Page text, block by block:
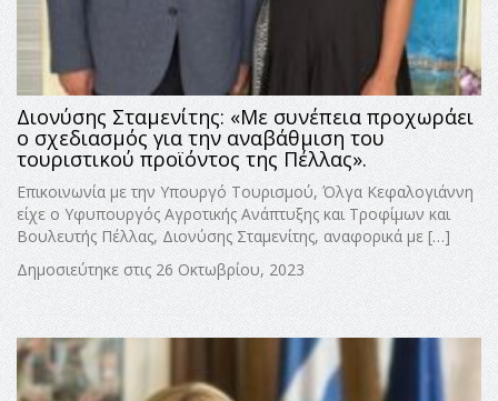
Διονύσης Σταμενίτης: «Με συνέπεια προχωράει
ο σχεδιασμός για την αναβάθμιση του
τουριστικού προϊόντος της Πέλλας».
Επικοινωνία με την Υπουργό Τουρισμού, Όλγα Κεφαλογιάννη
είχε ο Υφυπουργός Αγροτικής Ανάπτυξης και Τροφίμων και
Βουλευτής Πέλλας, Διονύσης Σταμενίτης, αναφορικά με […]
Δημοσιεύτηκε στις 26 Οκτωβρίου, 2023